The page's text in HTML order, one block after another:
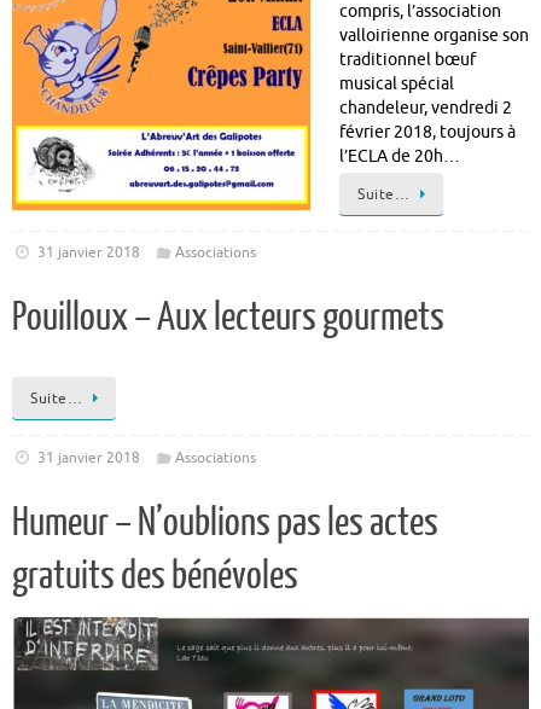
compris, l’association
valloirienne organise son
traditionnel bœuf
musical spécial
chandeleur, vendredi 2
février 2018, toujours à
l’ECLA de 20h…
Suite…
31 janvier 2018 Associations
Pouilloux – Aux lecteurs gourmets
Suite…
31 janvier 2018 Associations
Humeur – N’oublions pas les actes
gratuits des bénévoles